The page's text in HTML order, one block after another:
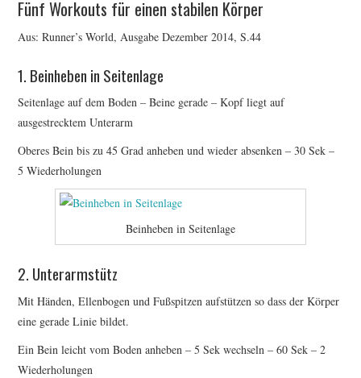
LAUFTREFF HAHNHEIM
RUNNING
TRAINING
KONTAKT, IMPRESSUM,
Fünf Workouts für einen stabilen Körper
Aus: Runner’s World, Ausgabe Dezember 2014, S.44
1. Beinheben in Seitenlage
Seitenlage auf dem Boden – Beine gerade – Kopf liegt auf
ausgestrecktem Unterarm
Oberes Bein bis zu 45 Grad anheben und wieder absenken – 30 Sek –
5 Wiederholungen
Beinheben in Seitenlage
2. Unterarmstütz
Mit Händen, Ellenbogen und Fußspitzen aufstützen so dass der Körper
eine gerade Linie bildet.
Ein Bein leicht vom Boden anheben – 5 Sek wechseln – 60 Sek – 2
Wiederholungen